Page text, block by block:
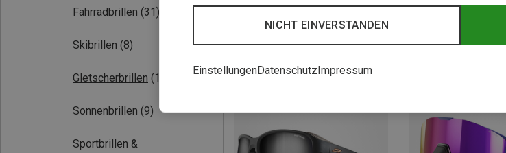
Fahrradbrillen (31)
Skibrillen (8)
Gletscherbrillen (11)
Sonnenbrillen (9)
Sportbrillen &
NICHT EINVERSTANDEN
EinstellungenDatenschutzImpressum